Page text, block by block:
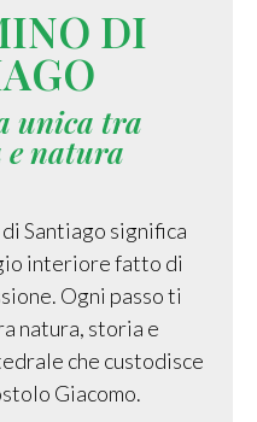
DI
unica tra
natura
Santiago significa
interiore fatto di
Ogni passo ti
natura, storia e
che custodisce
Giacomo.